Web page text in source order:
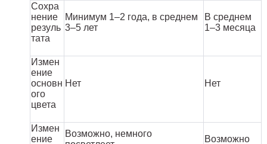
Сохра
нение
резуль
тата
Минимум 1–2 года, в среднем
3–5 лет
В среднем
1–3 месяца
Измен
ение
основн
ого
цвета
Нет Нет
Измен
ение
Возможно, немного
Возможно